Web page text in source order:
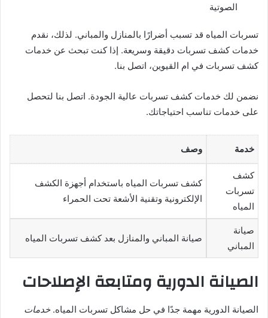
الصوتية
تسربات المياه قد تسبب أضرارًا بالمنازل والمباني. لذلك، نقدم
خدمات كشف تسربات دقيقة وسريعة. إذا كنت تبحث عن خدمات
كشف تسربات في ام القيوين، اتصل بنا.
نضمن لك خدمات كشف تسربات عالية الجودة. اتصل بنا لتحصل
على خدمات تناسب احتياجاتك.
خدمة وصف
كشف
تسربات
المياه
كشف تسربات المياه باستخدام أجهزة الكشف
الإلكترونية وتقنية الأشعة تحت الحمراء
صيانة
المباني
صيانة المباني والمنازل بعد كشف تسربات المياه
الصيانة الدورية ومتابعة الإصلاحات
الصيانة الدورية مهمة جدًا في حل مشاكل تسربات المياه.خدمات